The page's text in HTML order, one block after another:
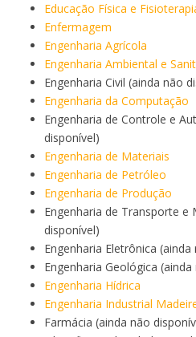
Educação Física e
Enfermagem
Engenharia Agrícola
Engenharia Ambiental e
Engenharia Civil (ainda não
Engenharia da Computação
Engenharia de Controle e
disponível)
Engenharia de Materiais
Engenharia de Petróleo
Engenharia de Produção
Engenharia de Transporte e
disponível)
Engenharia Eletrônica
Engenharia Geológica
Engenharia Hídrica
Engenharia Industrial
Farmácia (ainda não